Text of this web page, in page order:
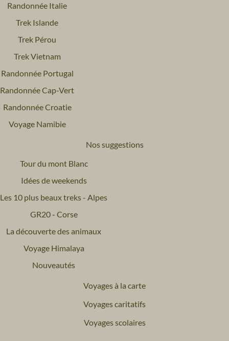
Randonnée Italie
Trek Islande
Trek Pérou
Trek Vietnam
Randonnée Portugal
Randonnée Cap-Vert
Randonnée Croatie
Voyage Namibie
Nos suggestions
Tour du mont Blanc
Idées de weekends
Les 10 plus beaux treks - Alpes
GR20 - Corse
La découverte des animaux
Voyage Himalaya
Nouveautés
Voyages à la carte
Voyages caritatifs
Voyages scolaires